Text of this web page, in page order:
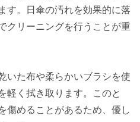
す。日傘の汚れを効果的に落
クリーニングを行うことが重
いた布や柔らかいブラシを使
軽く拭き取ります。このと
傷めることがあるため、優し